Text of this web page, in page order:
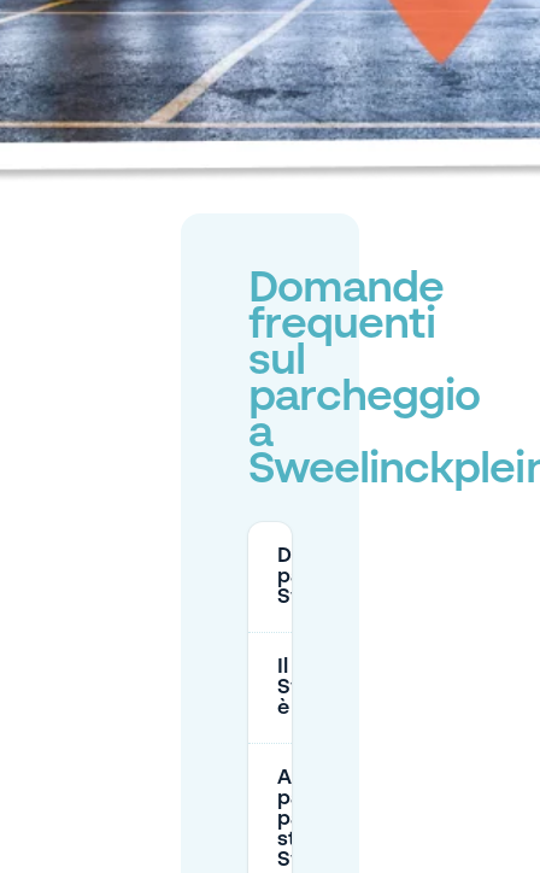
Domande
frequenti
sul
parcheggio
a
Dove posso
parcheggiare a
Sweelinckplein?
Sweelinckplein
è gratuito?
A che ora devo
pagare per il
parcheggio in
strada vicino a
Sweelinckplein?